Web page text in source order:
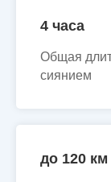
4 часа
Общая
сиянием
до 120